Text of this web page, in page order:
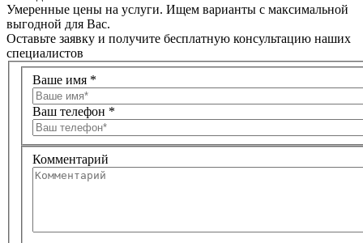
Умеренные цены на услуги. Ищем варианты с максимальной
выгодной для Вас.
Оставьте заявку и получите бесплатную консультацию наших
специалистов
Ваше имя *
Ваш телефон *
Комментарий